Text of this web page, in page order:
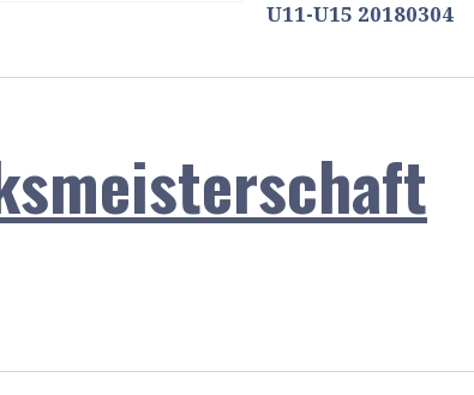
U11-U15 20180304